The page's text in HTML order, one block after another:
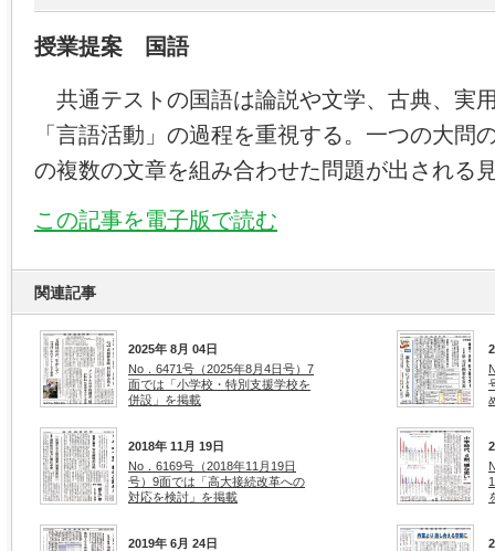
授業提案 国語
共通テストの国語は論説や文学、古典、実
「言語活動」の過程を重視する。一つの大問
の複数の文章を組み合わせた問題が出される
この記事を電子版で読む
関連記事
2025年 8月 04日
No．6471号（2025年8月4日号）7
面では「小学校・特別支援学校を
併設」を掲載
2018年 11月 19日
No．6169号（2018年11月19日
号）9面では「高大接続改革への
対応を検討」を掲載
2019年 6月 24日